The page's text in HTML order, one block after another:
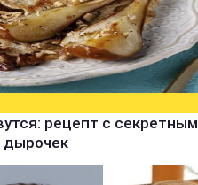
рецепт с секретным
дырочек